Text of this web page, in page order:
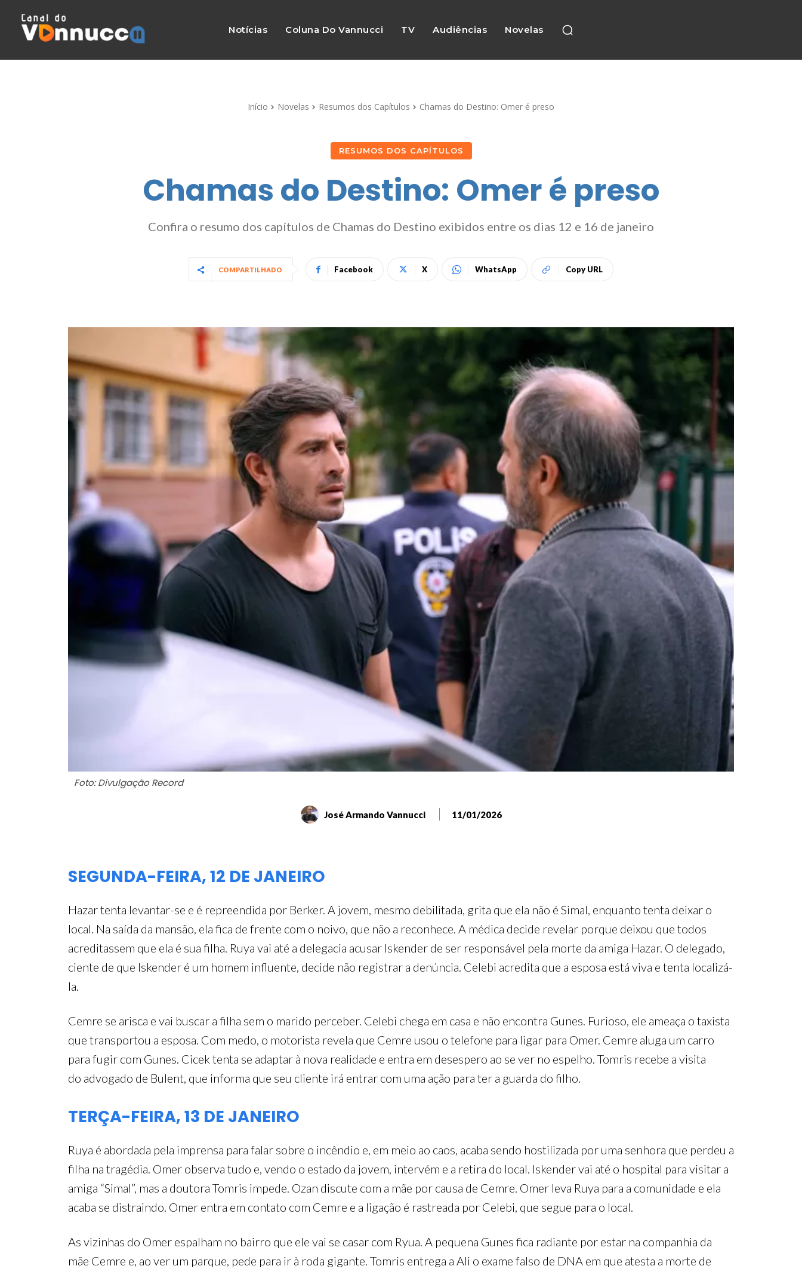
Notícias Coluna Do Vannucci TV Audiências Novelas
Início Novelas Resumos dos Capítulos Chamas do Destino: Omer é preso
RESUMOS DOS CAPÍTULOS
Chamas do Destino: Omer é preso
Confira o resumo dos capítulos de Chamas do Destino exibidos entre os dias 12 e 16 de janeiro
COMPARTILHADO Facebook X WhatsApp Copy URL
Foto: Divulgação Record
José Armando Vannucci 11/01/2026
SEGUNDA-FEIRA, 12 DE JANEIRO
Hazar tenta levantar-se e é repreendida por Berker. A jovem, mesmo debilitada, grita que ela não é Simal, enquanto tenta deixar o
local. Na saída da mansão, ela fica de frente com o noivo, que não a reconhece. A médica decide revelar porque deixou que todos
acreditassem que ela é sua filha. Ruya vai até a delegacia acusar Iskender de ser responsável pela morte da amiga Hazar. O delegado,
ciente de que Iskender é um homem influente, decide não registrar a denúncia. Celebi acredita que a esposa está viva e tenta localizá-
la.
Cemre se arisca e vai buscar a filha sem o marido perceber. Celebi chega em casa e não encontra Gunes. Furioso, ele ameaça o taxista
que transportou a esposa. Com medo, o motorista revela que Cemre usou o telefone para ligar para Omer. Cemre aluga um carro
para fugir com Gunes. Cicek tenta se adaptar à nova realidade e entra em desespero ao se ver no espelho. Tomris recebe a visita
do advogado de Bulent, que informa que seu cliente irá entrar com uma ação para ter a guarda do filho.
TERÇA-FEIRA, 13 DE JANEIRO
Ruya é abordada pela imprensa para falar sobre o incêndio e, em meio ao caos, acaba sendo hostilizada por uma senhora que perdeu a
filha na tragédia. Omer observa tudo e, vendo o estado da jovem, intervém e a retira do local. Iskender vai até o hospital para visitar a
amiga “Simal”, mas a doutora Tomris impede. Ozan discute com a mãe por causa de Cemre. Omer leva Ruya para a comunidade e ela
acaba se distraindo. Omer entra em contato com Cemre e a ligação é rastreada por Celebi, que segue para o local.
As vizinhas do Omer espalham no bairro que ele vai se casar com Ryua. A pequena Gunes fica radiante por estar na companhia da
mãe Cemre e, ao ver um parque, pede para ir à roda gigante. Tomris entrega a Ali o exame falso de DNA em que atesta a morte de